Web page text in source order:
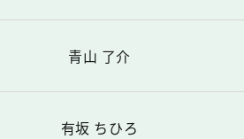
青山 了介
有坂 ちひろ